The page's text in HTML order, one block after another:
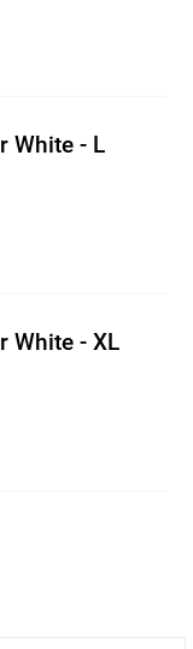
White - L
White - XL